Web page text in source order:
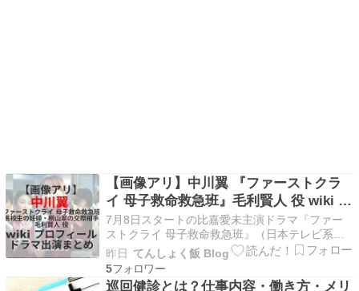
【画像アリ】中川翼 『ファーストクラ
イ 母子救命救急班』毛利賢人 役 wiki プ
ロフィール ドラマ出演まとめ
7月8日スタートの比嘉愛未主演ドラマ『ファー
ストクライ 母子救命救急班』（日本テレビ系／
毎週水曜22時）。 華やかなセレブ病院を舞台
に、母と子の命を守る母子救命救急班の奮闘を描
くメディカル・エンターテインメント。片耳に難
昨日 てんしょく飯 Blog
5
巡回健診とは？仕事内容・働き方・メリ